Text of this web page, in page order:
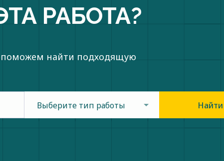
РАБОТА?
поможем найти подходящую
Выберите тип работы Найти